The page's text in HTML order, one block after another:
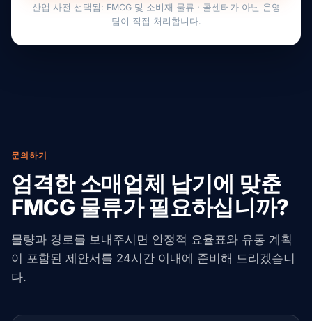
산업 사전 선택됨: FMCG 및 소비재 물류 · 콜센터가 아닌 운영
팀이 직접 처리합니다.
문의하기
엄격한 소매업체 납기에 맞춘
FMCG 물류가 필요하십니까?
물량과 경로를 보내주시면 안정적 요율표와 유통 계획
이 포함된 제안서를 24시간 이내에 준비해 드리겠습니
다.